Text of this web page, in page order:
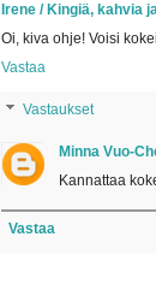
Irene / Kingiä, kahvia
Oi, kiva ohje! Voisi
Vastaa
Vastaukset
Minna Vuo-
Kannattaa
Vastaa